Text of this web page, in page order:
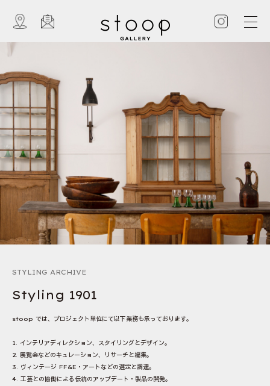
STYLING ARCHIVE
Styling 1901
stoop では、プロジェクト単位にて以下業務も承っております。
1. インテリアディレクション、スタイリングとデザイン。
2. 展覧会などのキュレーション、リサーチと編集。
3. ヴィンテージ FF&E・アートなどの選定と調達。
4. 工芸との協働による伝統のアップデート・製品の開発。